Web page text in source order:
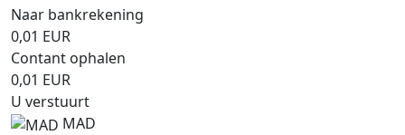
Naar bankrekening
0,01 EUR
Contant ophalen
0,01 EUR
U verstuurt
MAD